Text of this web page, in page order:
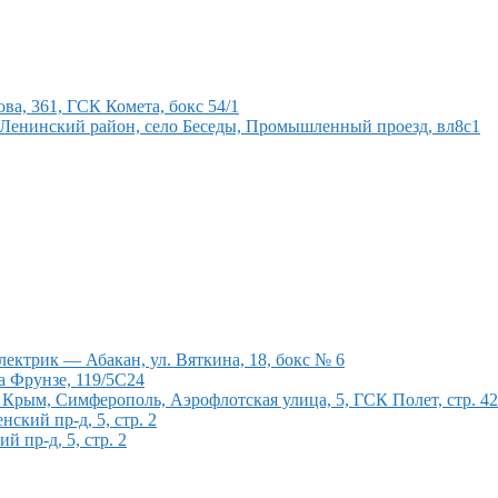
361, ГСК Комета, бокс 54/1
район, село Беседы, Промышленный проезд, вл8с1
— Абакан, ул. Вяткина, 18, бокс № 6
Фрунзе, 119/5С24
Симферополь, Аэрофлотская улица, 5, ГСК Полет, стр.
пр-д, 5, стр. 2
пр-д, 5, стр. 2